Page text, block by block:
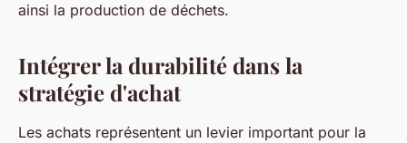
ainsi la production de déchets.
Intégrer la durabilité dans la
stratégie d'achat
Les achats représentent un levier important pour la